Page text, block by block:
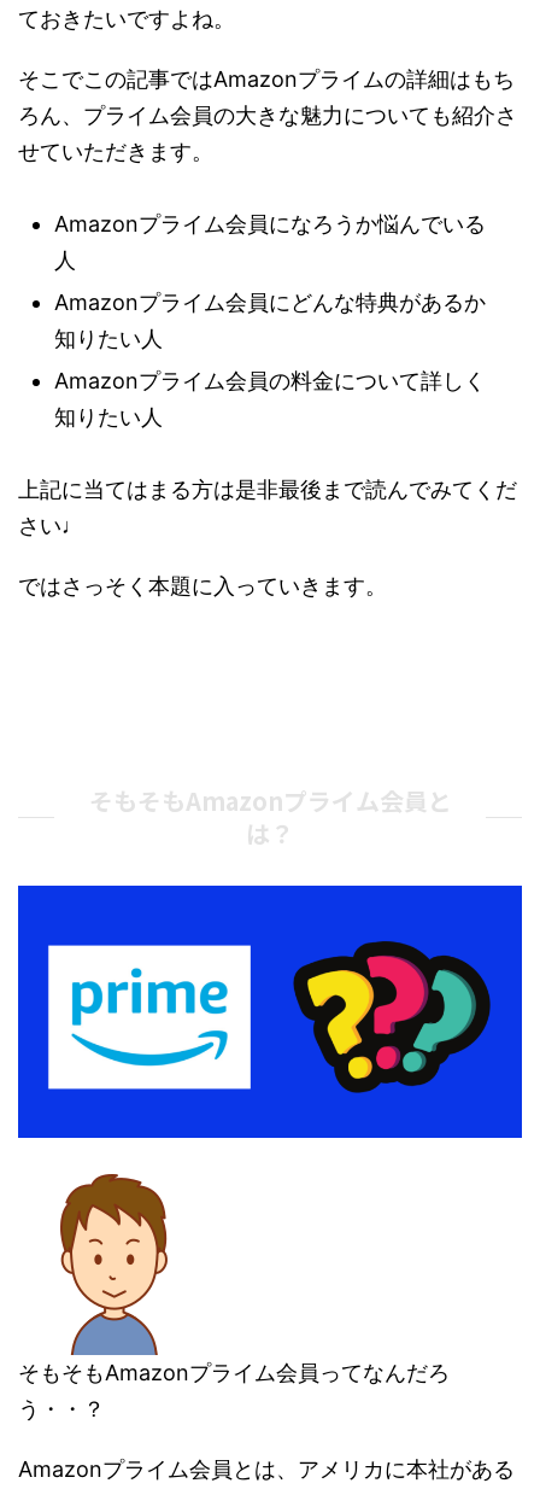
ておきたいですよね。
そこでこの記事ではAmazonプライムの詳細はもち
ろん、プライム会員の大きな魅力についても紹介さ
せていただきます。
Amazonプライム会員になろうか悩んでいる
人
Amazonプライム会員にどんな特典があるか
知りたい人
Amazonプライム会員の料金について詳しく
知りたい人
上記に当てはまる方は是非最後まで読んでみてくだ
さい♩
ではさっそく本題に入っていきます。
そもそもAmazonプライム会員と
は？
そもそもAmazonプライム会員ってなんだろ
う・・？
Amazonプライム会員とは、アメリカに本社がある